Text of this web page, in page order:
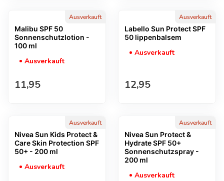
Ausverkauft
Malibu SPF 50
Sonnenschutzlotion -
100 ml
Ausverkauft
Regulärer Preis
11,95
Ausverkauft
Labello Sun Protect SPF
50 lippenbalsem
Ausverkauft
Regulärer Preis
12,95
Ausverkauft
Nivea Sun Kids Protect &
Care Skin Protection SPF
50+ - 200 ml
Ausverkauft
Ausverkauft
Nivea Sun Protect &
Hydrate SPF 50+
Sonnenschutzspray -
200 ml
Ausverkauft